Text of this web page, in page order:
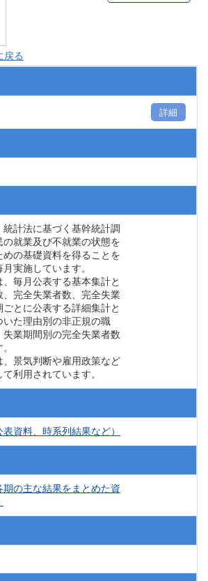
戻る
詳細
計法に基づく基幹統計調
就業及び不就業の状態を
めの基礎資料を得ることを
実施しています。
毎月公表する基本集計と
、完全失業者数、完全失業
とに公表する詳細集計と
いた理由別の非正規の職
失業期間別の完全失業者数
、景気判断や雇用政策など
利用されています。
資料、時系列結果など）
の主な結果をまとめた資